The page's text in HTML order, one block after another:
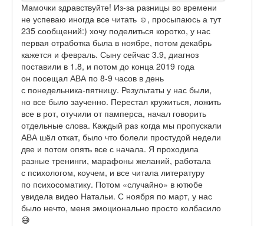
Мамочки здравствуйте! Из-за разницы во времени
не успеваю иногда все читать ☺️, просыпаюсь а тут
235 сообщений:) хочу поделиться коротко, у нас
первая отработка была в ноябре, потом декабрь
кажется и февраль. Сыну сейчас 3.9, диагноз
поставили в 1.8, и потом до конца 2019 года
он посещал АВА по 8-9 часов в день
с понедельника-пятницу. Результаты у нас были,
но все было заученно. Перестал кружиться, ложить
все в рот, отучили от памперса, начал говорить
отдельные слова. Каждый раз когда мы пропускали
АВА шёл откат, было что болели простудой недели
две и потом опять все с начала. Я проходила
разные тренинги, марафоны желаний, работала
с психологом, коучем, и все читала литературу
по психосоматику. Потом «случайно» в ютюбе
увидела видео Натальи. С ноября по март, у нас
было нечто, меня эмоционально просто колбасило
😅